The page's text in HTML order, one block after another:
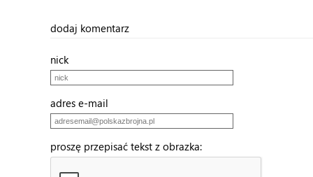
dodaj komentarz
nick
adres e-mail
proszę przepisać tekst z obrazka: